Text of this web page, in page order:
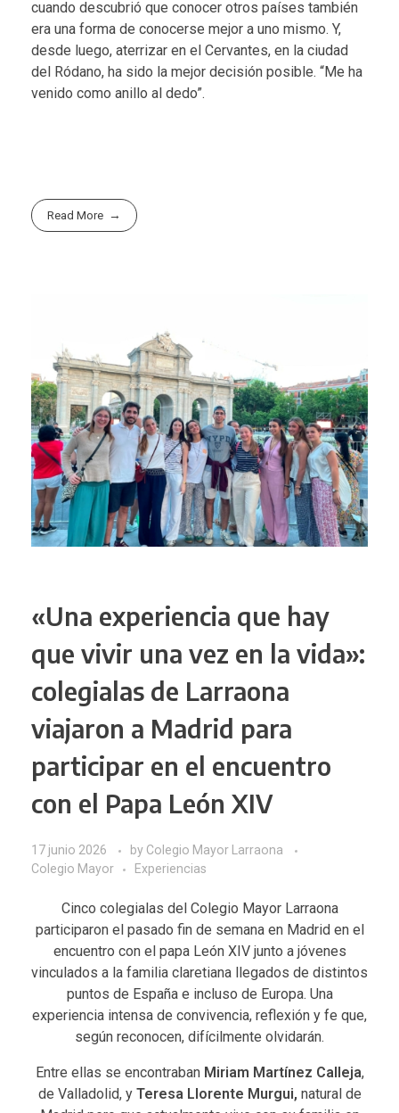
cuando descubrió que conocer otros países también
era una forma de conocerse mejor a uno mismo. Y,
desde luego, aterrizar en el Cervantes, en la ciudad
del Ródano, ha sido la mejor decisión posible. “Me ha
venido como anillo al dedo”.
Read More
«Una experiencia que hay
que vivir una vez en la vida»:
colegialas de Larraona
viajaron a Madrid para
participar en el encuentro
con el Papa León XIV
17 junio 2026 by Colegio Mayor Larraona
Colegio Mayor
Experiencias
Cinco colegialas del Colegio Mayor Larraona
participaron el pasado fin de semana en Madrid en el
encuentro con el papa León XIV junto a jóvenes
vinculados a la familia claretiana llegados de distintos
puntos de España e incluso de Europa. Una
experiencia intensa de convivencia, reflexión y fe que,
según reconocen, difícilmente olvidarán.
Entre ellas se encontraban Miriam Martínez Calleja,
de Valladolid, yTeresa Llorente Murgui, natural de